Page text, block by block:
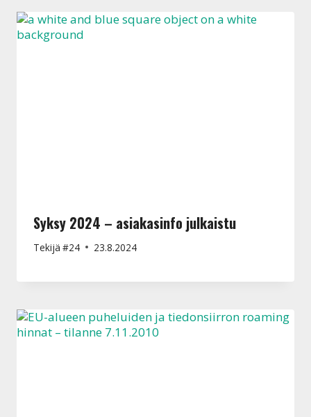
Syksy 2024 – asiakasinfo julkaistu
Tekijä #24 23.8.2024